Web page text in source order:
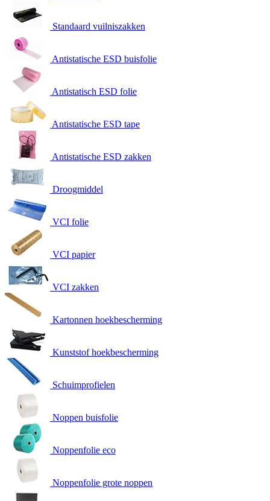
Standaard vuilniszakken
Antistatische ESD buisfolie
Antistatisch ESD folie
Antistatische ESD tape
Antistatische ESD zakken
Droogmiddel
VCI folie
VCI papier
VCI zakken
Kartonnen hoekbescherming
Kunststof hoekbescherming
Schuimprofielen
Noppen buisfolie
Noppenfolie eco
Noppenfolie grote noppen